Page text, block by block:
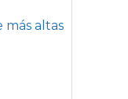
altas